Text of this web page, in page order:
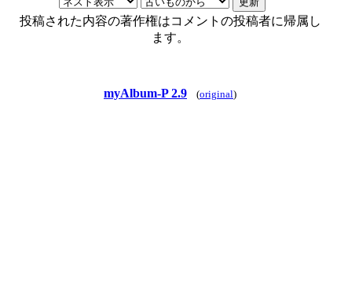
投稿された内容の著作権はコメントの投稿者に帰属し
ます。
myAlbum-P 2.9 (original)